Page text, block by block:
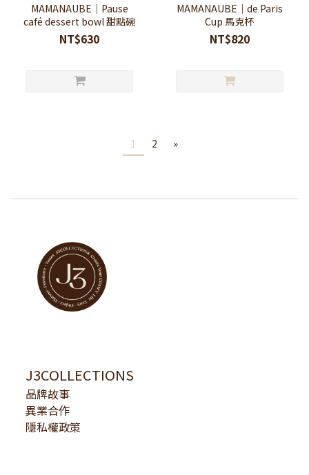
MAMANAUBE｜Pause
café dessert bowl 甜點碗
NT$630
MAMANAUBE｜de Paris
Cup 馬克杯
NT$820
1 2 »
J3COLLECTIONS
品牌故事
異業合作
隱私權政策